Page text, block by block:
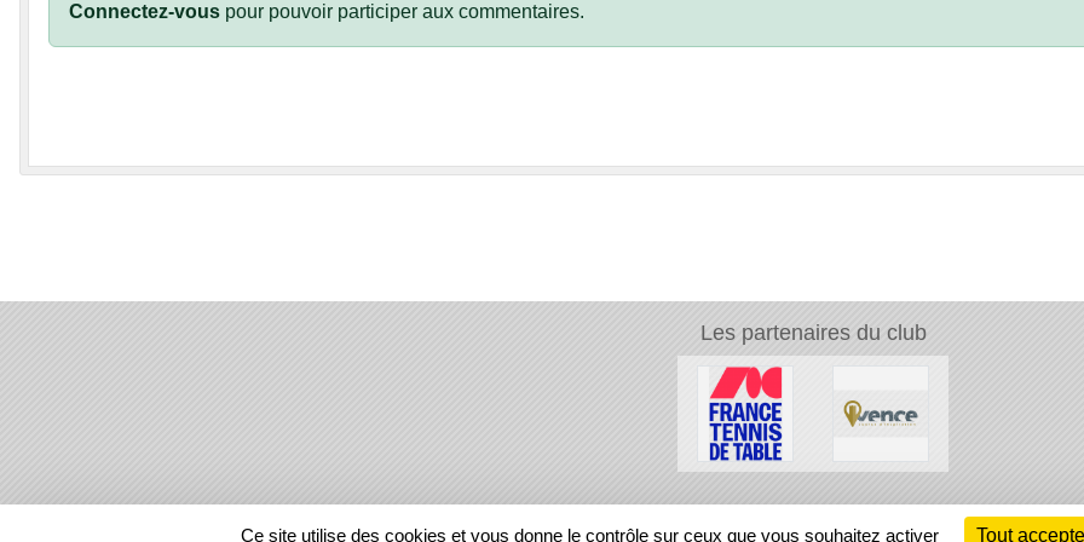
Connectez-vous pour pouvoir participer aux commentaires.
Les partenaires du club
REGIONS
Ce site utilise des cookies et vous donne le contrôle sur ceux que vous souhaitez activer Tout